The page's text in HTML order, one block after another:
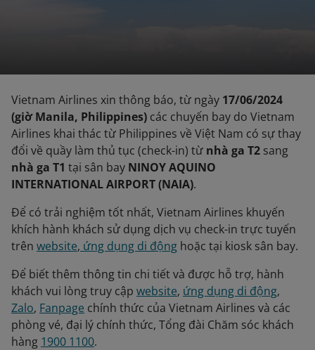
Vietnam Airlines xin thông báo, từ ngày 17/06/2024
(giờ Manila, Philippines) các chuyến bay do Vietnam
Airlines khai thác từ Philippines về Việt Nam có sự thay
đổi về quầy làm thủ tục (check-in) từ nhà ga T2 sang
nhà ga T1 tại sân bay NINOY AQUINO
INTERNATIONAL AIRPORT (NAIA).
Để có trải nghiệm tốt nhất, Vietnam Airlines khuyến
khích hành khách sử dụng dịch vụ check-in trực tuyến
trên website, ứng dụng di động hoặc tại kiosk sân bay.
Để biết thêm thông tin chi tiết và được hỗ trợ, hành
khách vui lòng truy cập website, ứng dụng di động,
Zalo, Fanpage chính thức của Vietnam Airlines và các
phòng vé, đại lý chính thức, Tổng đài Chăm sóc khách
hàng 1900 1100.